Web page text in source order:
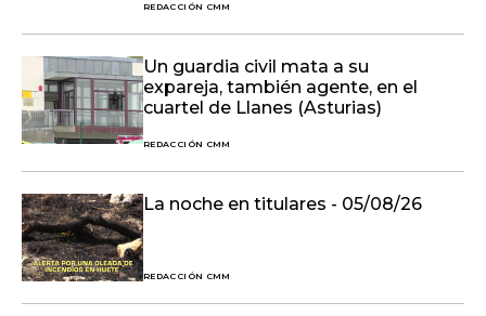
REDACCIÓN CMM
Un guardia civil mata a su
expareja, también agente, en el
cuartel de Llanes (Asturias)
REDACCIÓN CMM
La noche en titulares - 05/08/26
REDACCIÓN CMM